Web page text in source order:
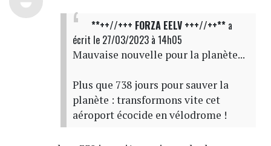
**++//+++ FORZA EELV +++//++**a
écrit le 27/03/2023 à 14h05
Mauvaise nouvelle pour la planète...
Plus que 738 jours pour sauver la
planète : transformons vite cet
aéroport écocide en vélodrome !